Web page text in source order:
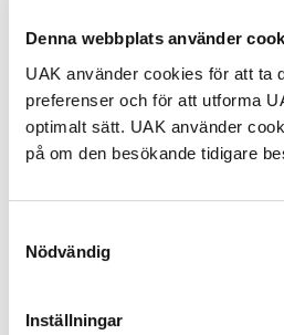
Denna webbplats använder
UAK använder cookies för att ta
preferenser och för att utforma
optimalt sätt. UAK använder
på om den besökande tidigare
Nödvändig
Inställningar
922. ERNST BILLGREN
UTROP
120.000 SEK